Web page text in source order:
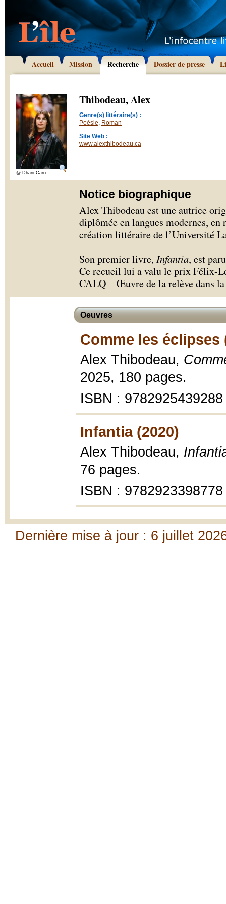
Accueil Mission Recherche Dossier de presse
@ Dhani Caro
Thibodeau, Alex
Genre(s) littéraire(s) :
Poésie, Roman
Site Web :
www.alexthibodeau.ca
Notice biographique
Alex Thibodeau est une autrice
diplômée en langues modernes,
création littéraire de l’Université
Son premier livre, Infantia, est
Ce recueil lui a valu le prix Félix-
CALQ – Œuvre de la relève dans
Oeuvres
Comme les éclipses
Alex Thibodeau,
2025, 180 pages.
ISBN : 9782925439288
Infantia (2020)
Alex Thibodeau,
76 pages.
ISBN : 9782923398778
Dernière mise à jour : 6 juillet